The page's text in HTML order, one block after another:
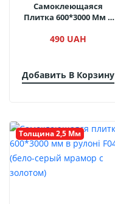
Самоклеющаяся
Плитка 600*3000 Мм В
Бежевый Мрамор)
490 UAH
Добавить В Корзину
Толщина 2,5 Мм